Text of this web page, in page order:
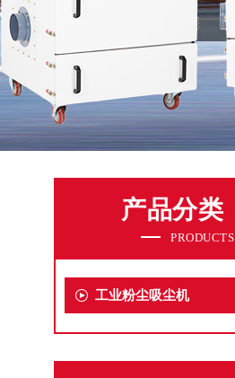
产品分类
PRODUCTS
工业粉尘吸尘机